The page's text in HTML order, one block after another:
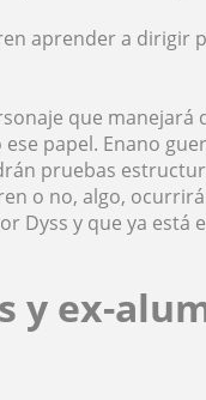
aprender a dirigir
que manejará
papel. Enano
pruebas
o no, algo,
Dyss y que ya está
y ex-